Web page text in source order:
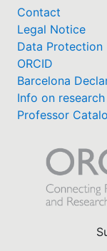
Contact
Legal Notice
Data Protection
ORCID
Barcelona
Info on
Professor